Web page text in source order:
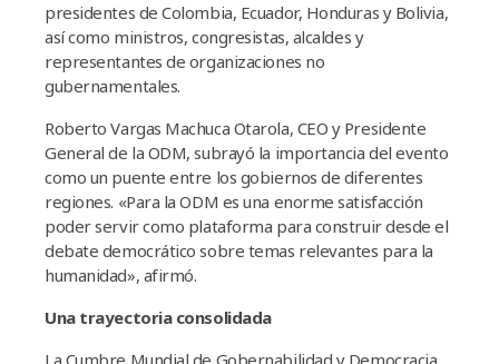
presidentes de Colombia, Ecuador, Honduras y Bolivia,
así como ministros, congresistas, alcaldes y
representantes de organizaciones no
gubernamentales.
Roberto Vargas Machuca Otarola, CEO y Presidente
General de la ODM, subrayó la importancia del evento
como un puente entre los gobiernos de diferentes
regiones. «Para la ODM es una enorme satisfacción
poder servir como plataforma para construir desde el
debate democrático sobre temas relevantes para la
humanidad», afirmó.
Una trayectoria consolidada
La Cumbre Mundial de Gobernabilidad y Democracia